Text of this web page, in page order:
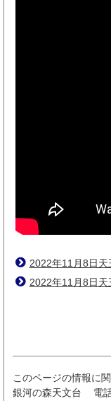
2022年11月8日天
2022年11月8日天
このページの情報に
銀河の森天文台
電